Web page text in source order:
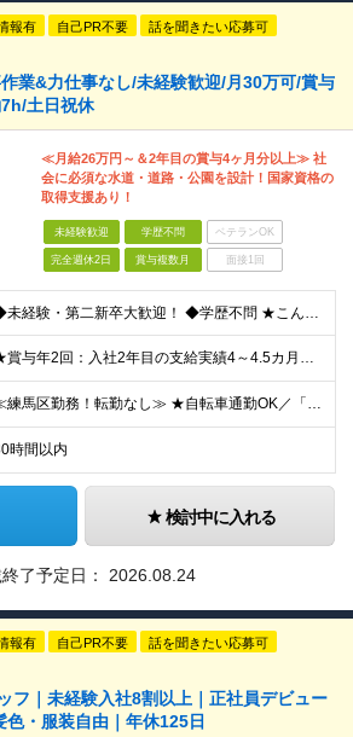
報有 自己PR不要 話を聞きたい応募可
業&力仕事なし/未経験歓迎/月30万可/賞与
土日祝休
≪月給26万円～＆2年目の賞与4ヶ月分以上≫ 社
会に必須な水道・道路・公園を設計！国家資格の
取得支援あり！
未経験歓迎 学歴不問 ベテランOK
完全週休2日 賞与複数月 面接1回
◆未経験・第二新卒大歓迎！ ◆学歴不問 ★こんな方にピッタリ！★ ・今の仕事の体力的な負担を減らしたい ・一生モノの「手に職」をつけたい ・安定した会社で定年まで長く働きたい
★賞与年2回：入社2年目の支給実績4～4.5カ月分！ ★月収30万円も可能！退職金、家族手当など福利厚生充実 ★見込み残業なし！残業代は全額支給 ★技術士など、毎月3万円支給される資格手当もあり ◆
≪練馬区勤務！転勤なし≫ ★自転車通勤OK／「中村橋駅」から徒歩3分の好立地 ◆東京都練馬区貫井2丁目1番29号 NKビル ※(変更の範囲)上記を除く当社関連勤務地
時間以内
検討中に入れる
了予定日： 2026.08.24
報有 自己PR不要 話を聞きたい応募可
フ｜未経験入社8割以上｜正社員デビュー
・服装自由｜年休125日